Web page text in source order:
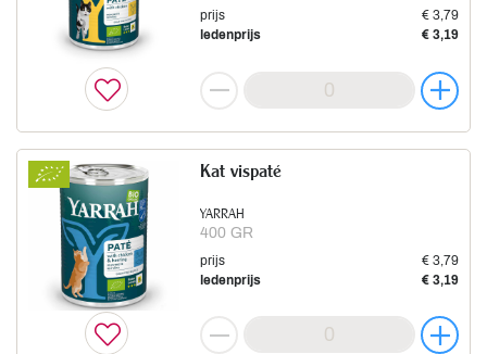
prijs
€ 3,79
ledenprijs
€ 3,19
YARRAH
400 GR
Kat vispaté
prijs
€ 3,79
ledenprijs
€ 3,19